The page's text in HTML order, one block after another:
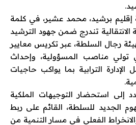
إقليم برشيد، محمد عشير، في كلمة
الانتقالية تندرج ضمن جهود الترشيد
رجال السلطة، عبر تكريس معايير
تولي مناصب المسؤولية، وإحداث
الترابية بما يواكب حاجيات
إلى استحضار التوجيهات الملكية
الجديد للسلطة، القائم على ربط
الفعلي في مسار التنمية من